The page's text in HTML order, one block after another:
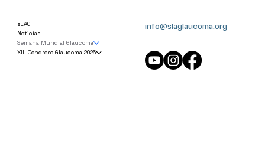
sLAG
Noticias
Semana Mundial Glaucoma
XIII Congreso Glaucoma 2026
info@slaglaucoma.org